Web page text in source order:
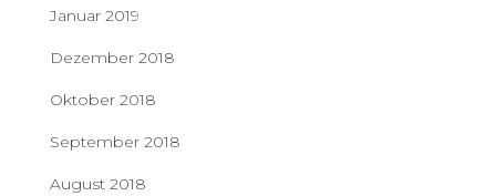
Januar 2019
Dezember 2018
Oktober 2018
September 2018
August 2018